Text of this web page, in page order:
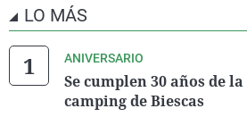
LO MÁS
ANIVERSARIO
Se cumplen 30 años de
camping de Biescas